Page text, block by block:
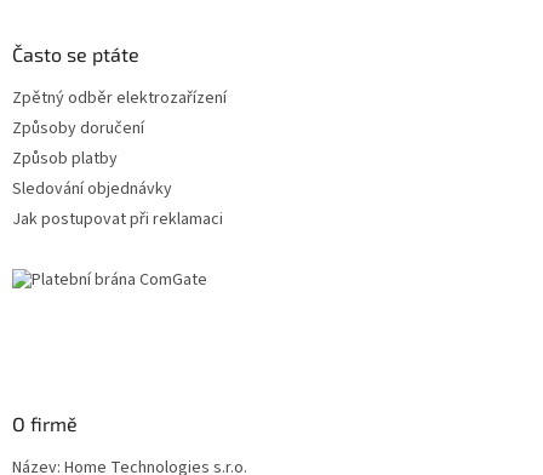
Často se ptáte
Zpětný odběr elektrozařízení
Způsoby doručení
Způsob platby
Sledování objednávky
Jak postupovat při reklamaci
O firmě
Název: Home Technologies s.r.o.